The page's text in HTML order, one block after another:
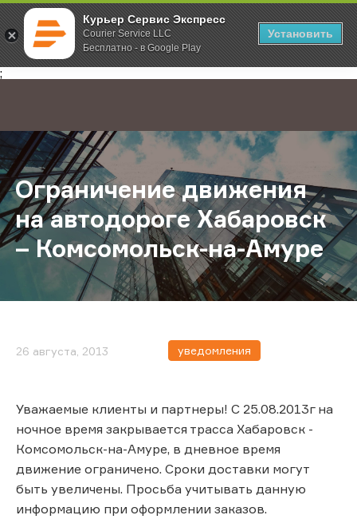
Курьер Сервис Экспресс
Courier Service LLC
Бесплатно - в Google Play
Установить
;
Главная О компании Новости Ограничение движения на
Ограничение движения
на автодороге Хабаровск
– Комсомольск-на-Амуре
26 августа, 2013 уведомления
Уважаемые клиенты и партнеры! С 25.08.2013г на
ночное время закрывается трасса Хабаровск -
Комсомольск-на-Амуре, в дневное время
движение ограничено. Сроки доставки могут
быть увеличены. Просьба учитывать данную
информацию при оформлении заказов.